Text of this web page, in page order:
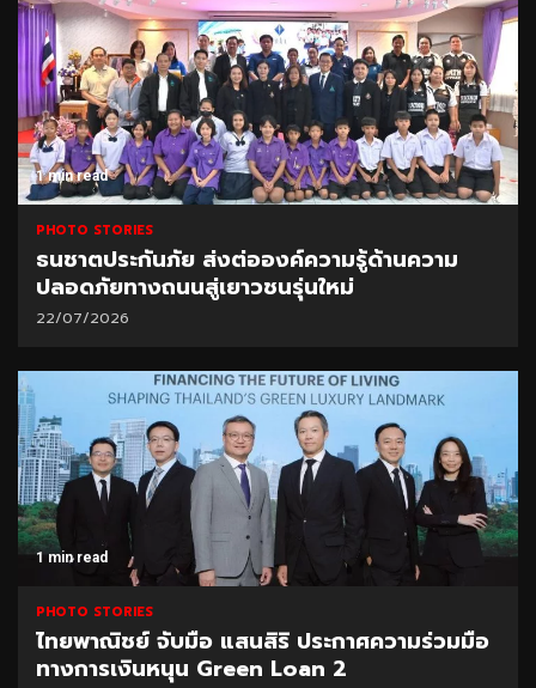
1 min read
PHOTO STORIES
ธนชาตประกันภัย ส่งต่อองค์ความรู้ด้านความ
ปลอดภัยทางถนนสู่เยาวชนรุ่นใหม่
22/07/2026
1 min read
PHOTO STORIES
ไทยพาณิชย์ จับมือ แสนสิริ ประกาศความร่วมมือ
ทางการเงินหนุน Green Loan 2